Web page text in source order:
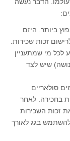
ביותר. היזם
זכות שכירות.
לכל מי שמתעניין
שיש לצד
סולאריים
משפטית בחכירה. לאחר
זכות השכירות
בגג לאורך